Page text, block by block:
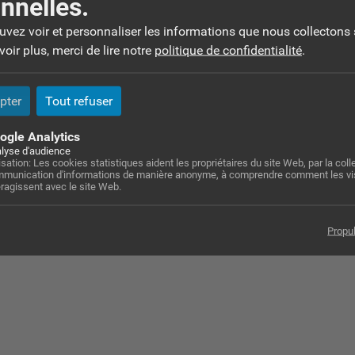
voir et personnaliser les informations que nous collectons
plus, merci de lire notre politique de confidentialité.
Tout refuser
Analytics
d'audience
Les cookies statistiques aident les propriétaires du site Web, par la
d'informations de manière anonyme, à comprendre comment les
avec le site Web.
:
62 78 35 70
86 15 00 78
www.cote-vendeur.fr%20
:
du Barry - Centre commercial du Barry - 31150 Gratentour